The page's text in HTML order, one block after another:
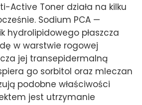
Active Toner działa na kilku
Sodium PCA —
hydrolipidowego płaszcza
w warstwie rogowej
jej transepidermalną
go sorbitol oraz mleczan
podobne właściwości
jest utrzymanie